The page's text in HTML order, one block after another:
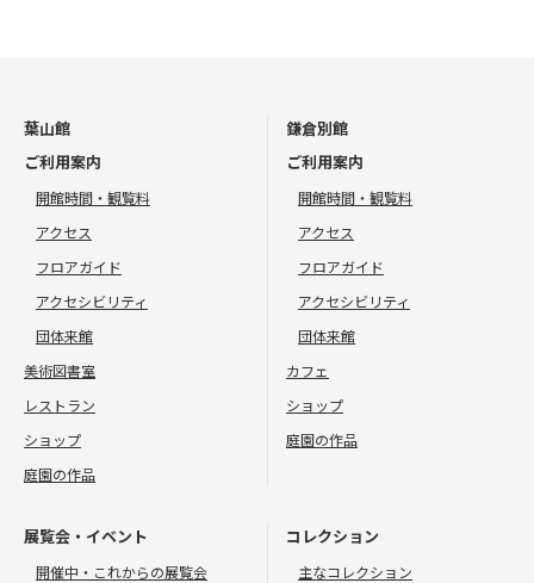
葉山館
ご利用案内
開館時間・観覧料
アクセス
フロアガイド
アクセシビリティ
団体来館
美術図書室
レストラン
ショップ
庭園の作品
鎌倉別館
ご利用案内
開館時間・観覧料
アクセス
フロアガイド
アクセシビリティ
団体来館
カフェ
ショップ
庭園の作品
展覧会・イベント
開催中・これからの展覧会
コレクション
主なコレクション